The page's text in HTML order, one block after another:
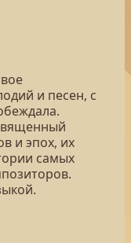
и песен, с
и эпох, их
самых